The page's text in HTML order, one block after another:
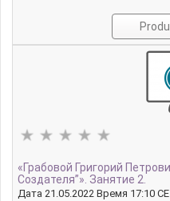
«Грабовой Григорий
Создателя”». Занятие 2.
Дата 21.05.2022 Время 17:10